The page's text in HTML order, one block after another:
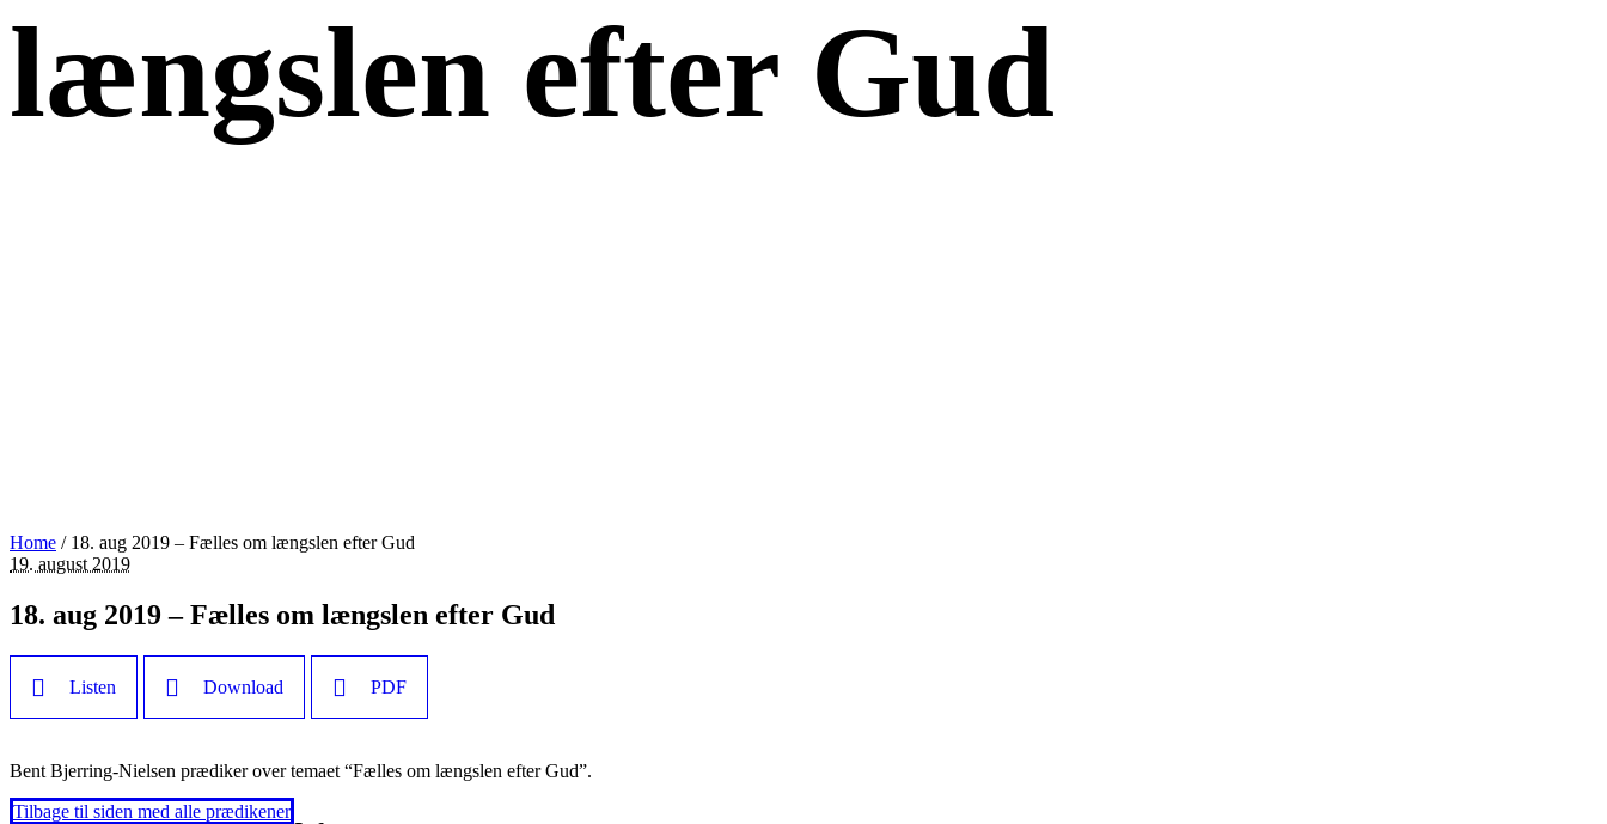
længslen efter Gud
Home / 18. aug 2019 – Fælles om længslen efter Gud
19. august 2019
18. aug 2019 – Fælles om længslen efter Gud
Listen Download PDF
Bent Bjerring-Nielsen prædiker over temaet “Fælles om længslen efter Gud”.
Tilbage til siden med alle prædikener